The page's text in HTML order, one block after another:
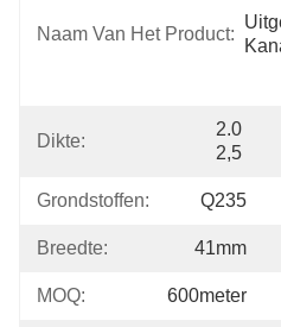
Naam Van Het Product:
Dikte:
2.0
2,5
Grondstoffen: Q235
Breedte: 41mm
MOQ: 600meter